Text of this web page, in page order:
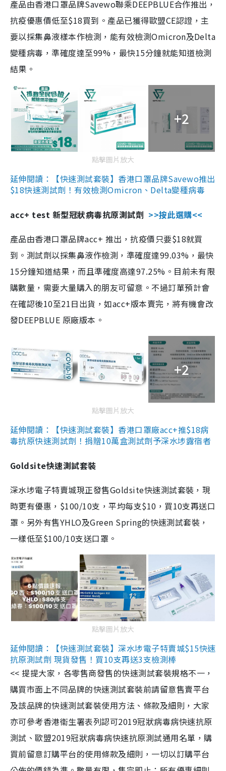
產品由香港口罩品牌Savewo聯乘DEEPBLUE合作推出，
抗疫優惠價低至$18買到。產品已獲得歐盟CE認證，主
要以採集鼻液樣本作檢測，能有效檢測Omicron及Delta
變種病毒，準確度達至99%，最快15分鐘就能知道檢測
結果。
+2
點擊圖片放大
延伸閱讀：【快速測試套裝】香港口罩品牌Savewo推出
$18快速測試劑！有效檢測Omicron、Delta變種病毒
acc+ test 新型冠狀病毒抗原測試劑 >>按此選購<<
產品由香港口罩品牌acc+ 推出，抗疫價只要$18就買
到。測試劑以採集鼻液作檢測，準確度達99.03%，最快
15分鐘知道結果，而且準確度高達97.25%。目前未有限
購數量，需要大量購入的朋友可留意。不過訂單預計會
在確認後10至21日出貨，如acc+版本賣完，將有機會改
發DEEPBLUE 原廠版本。
+2
點擊圖片放大
延伸閱讀：【快速測試套裝】香港口罩廠acc+推$18病
毒抗原快速測試劑！捐贈10萬盒測試劑予深水埗露宿者
Goldsite快速測試套裝
深水埗電子特賣城現正發售Goldsite快速測試套裝，現
時更有優惠，$100/10支，平均每支$10，買10支再送口
罩。另外有售YHLO及Green Spring的快速測試套裝，
一樣低至$100/10支送口罩。
點擊圖片放大
延伸閱讀：【快速測試套裝】深水埗電子特賣城$15快速
抗原測試劑 現貨發售！買10支再送3支檢測棒
<< 提提大家，各零售商發售的快速測試套裝規格不一，
購買市面上不同品牌的快速測試套裝前請留意售賣平台
及該品牌的快速測試套裝使用方法、條款及細則，大家
亦可參考香港衞生署表列認可2019冠狀病毒病快速抗原
測試、歐盟2019冠狀病毒病快速抗原測試通用名單，購
買前留意訂購平台的使用條款及細則，一切以訂購平台